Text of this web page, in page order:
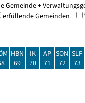
Gemeinde +
erfüllende Gemeinden
HBN
69
IK
70
AP
71
SON
72
SLF
73